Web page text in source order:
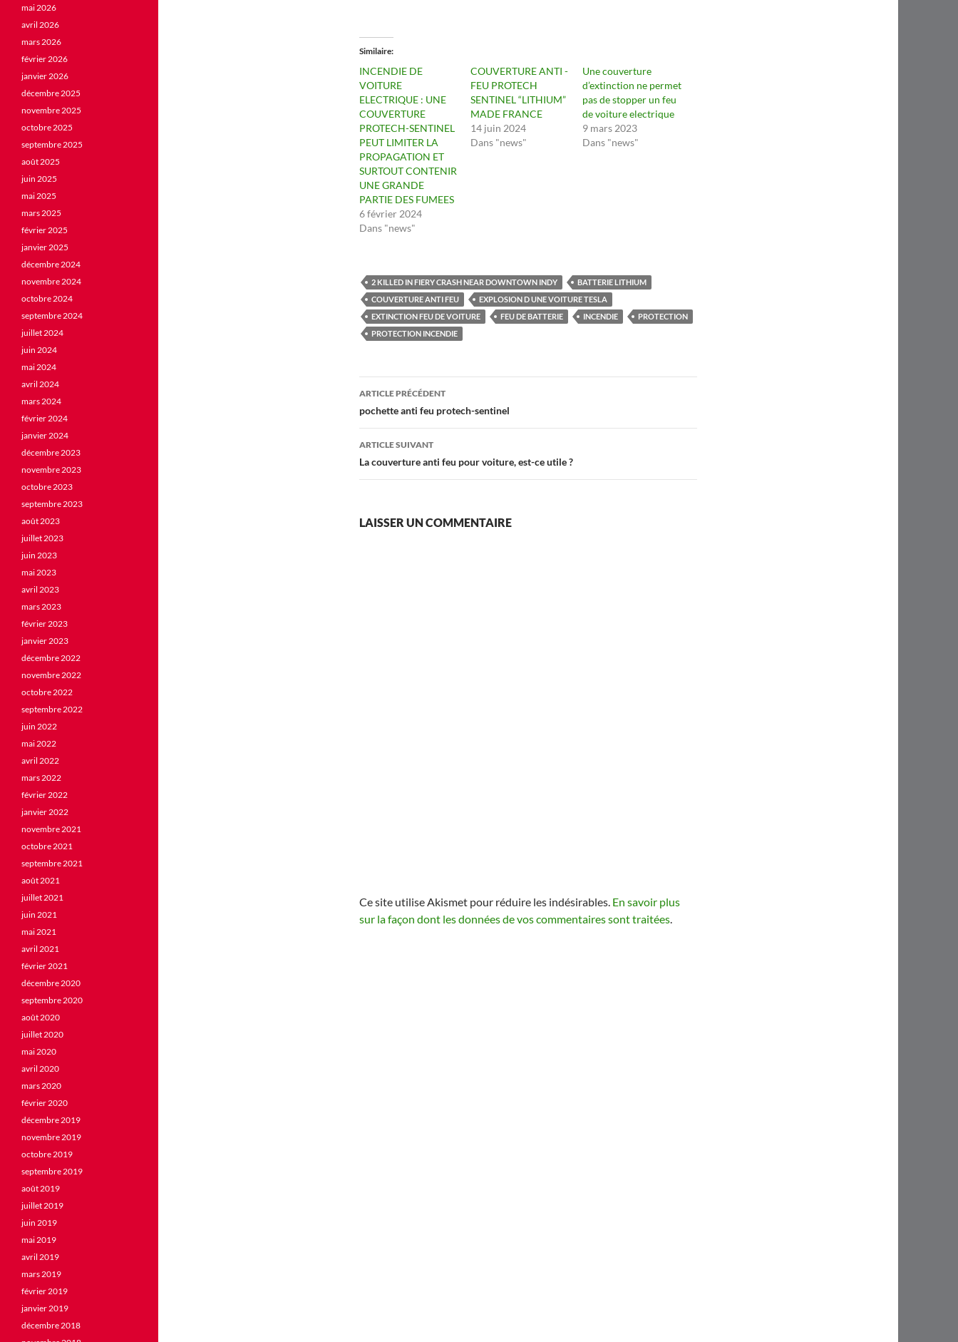
Similaire
INCENDIE DE
VOITURE
ELECTRIQUE : UNE
COUVERTURE
PROTECH-SENTINEL
PEUT LIMITER LA
PROPAGATION ET
SURTOUT CONTENIR
UNE GRANDE
PARTIE DES FUMEES
6 février 2024
Dans "news"
COUVERTURE ANTI -
FEU PROTECH
SENTINEL “LITHIUM”
MADE FRANCE
14 juin 2024
Dans "news"
Une couverture
d’extinction ne permet
pas de stopper un feu
de voiture electrique
9 mars 2023
Dans "news"
2 KILLED IN FIERY CRASH NEAR DOWNTOWN INDY
BATTERIE LITHIUM
COUVERTURE ANTI FEU
EXPLOSION D UNE VOITURE TESLA
EXTINCTION FEU DE VOITURE
FEU DE BATTERIE INCENDIE
PROTECTION
PROTECTION INCENDIE
Navigation
des
articles
ARTICLE PRÉCÉDENT
pochette anti feu protech-sentinel
ARTICLE SUIVANT
La couverture anti feu pour voiture, est-ce utile ?
LAISSER UN COMMENTAIRE
Ce site utilise Akismet pour réduire les indésirables. En savoir plus
sur la façon dont les données de vos commentaires sont traitées
mai 2026
avril 2026
mars 2026
février 2026
janvier 2026
décembre 2025
novembre 2025
octobre 2025
septembre 2025
août 2025
juin 2025
mai 2025
mars 2025
février 2025
janvier 2025
décembre 2024
novembre 2024
octobre 2024
septembre 2024
juillet 2024
juin 2024
mai 2024
avril 2024
mars 2024
février 2024
janvier 2024
décembre 2023
novembre 2023
octobre 2023
septembre 2023
août 2023
juillet 2023
juin 2023
mai 2023
avril 2023
mars 2023
février 2023
janvier 2023
décembre 2022
novembre 2022
octobre 2022
septembre 2022
juin 2022
mai 2022
avril 2022
mars 2022
février 2022
janvier 2022
novembre 2021
octobre 2021
septembre 2021
août 2021
juillet 2021
juin 2021
mai 2021
avril 2021
février 2021
décembre 2020
septembre 2020
août 2020
juillet 2020
mai 2020
avril 2020
mars 2020
février 2020
décembre 2019
novembre 2019
octobre 2019
septembre 2019
août 2019
juillet 2019
juin 2019
mai 2019
avril 2019
mars 2019
février 2019
janvier 2019
décembre 2018